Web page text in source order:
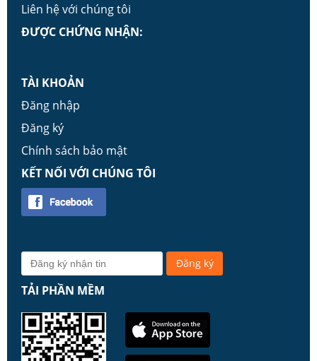
Liên hệ với chúng tôi
ĐƯỢC CHỨNG NHẬN:
TÀI KHOẢN
Đăng nhập
Đăng ký
Chính sách bảo mật
KẾT NỐI VỚI CHÚNG TÔI
TẢI PHẦN MỀM